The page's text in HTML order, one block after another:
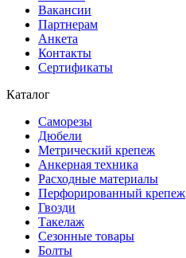
Вакансии
Партнерам
Анкета
Контакты
Сертификаты
Каталог
Саморезы
Дюбели
Метрический крепеж
Анкерная техника
Расходные материалы
Перфорированный крепеж
Гвозди
Такелаж
Сезонные товары
Болты